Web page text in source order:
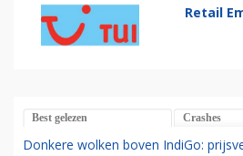
Retail
Best gelezen Crashes
Donkere wolken boven IndiGo: